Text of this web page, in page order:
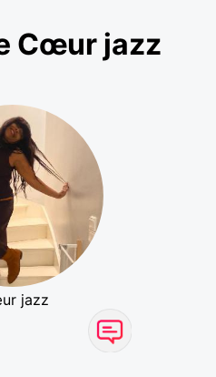
Cœur jazz
jazz